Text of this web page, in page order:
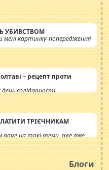
УБИВСТВОМ
мені картинку-попередження
– рецепт проти
солідарності
ТРІЄЧНИКАМ
паче на такі теми, але вже
сьогоднішні інсенуації
питання. Штучно
катастрофа.
Блоги